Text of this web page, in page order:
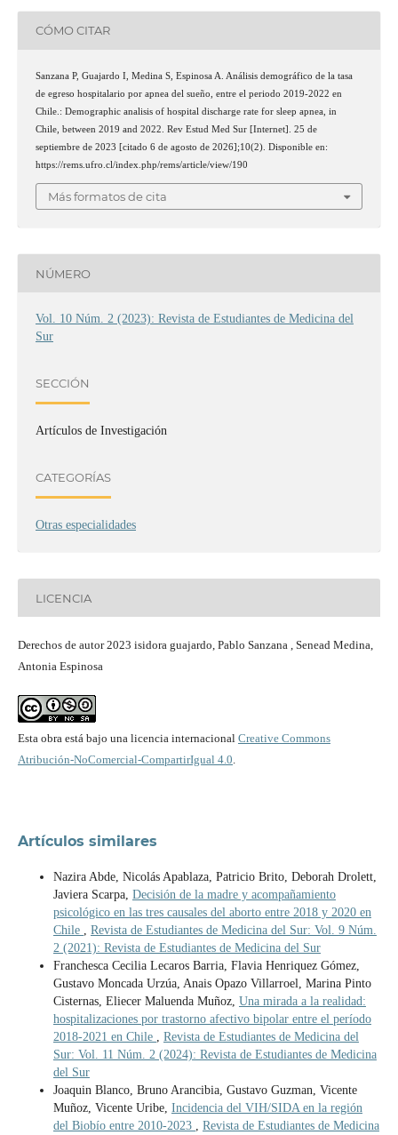
CÓMO CITAR
Sanzana P, Guajardo I, Medina S, Espinosa A. Análisis demográfico de la tasa
de egreso hospitalario por apnea del sueño, entre el periodo 2019-2022 en
Chile.: Demographic analisis of hospital discharge rate for sleep apnea, in
Chile, between 2019 and 2022. Rev Estud Med Sur [Internet]. 25 de
septiembre de 2023 [citado 6 de agosto de 2026];10(2). Disponible en:
https://rems.ufro.cl/index.php/rems/article/view/190
Más formatos de cita
NÚMERO
Vol. 10 Núm. 2 (2023): Revista de Estudiantes de Medicina del
Sur
SECCIÓN
Artículos de Investigación
CATEGORÍAS
Otras especialidades
LICENCIA
Derechos de autor 2023 isidora guajardo, Pablo Sanzana , Senead Medina,
Antonia Espinosa
Esta obra está bajo una licencia internacional Creative Commons
Atribución-NoComercial-CompartirIgual 4.0.
Artículos similares
Nazira Abde, Nicolás Apablaza, Patricio Brito, Deborah Drolett,
Javiera Scarpa, Decisión de la madre y acompañamiento
psicológico en las tres causales del aborto entre 2018 y 2020 en
Chile , Revista de Estudiantes de Medicina del Sur: Vol. 9 Núm.
2 (2021): Revista de Estudiantes de Medicina del Sur
Franchesca Cecilia Lecaros Barria, Flavia Henriquez Gómez,
Gustavo Moncada Urzúa, Anais Opazo Villarroel, Marina Pinto
Cisternas, Eliecer Maluenda Muñoz, Una mirada a la realidad:
hospitalizaciones por trastorno afectivo bipolar entre el período
2018-2021 en Chile , Revista de Estudiantes de Medicina del
Sur: Vol. 11 Núm. 2 (2024): Revista de Estudiantes de Medicina
del Sur
Joaquin Blanco, Bruno Arancibia, Gustavo Guzman, Vicente
Muñoz, Vicente Uribe, Incidencia del VIH/SIDA en la región
del Biobío entre 2010-2023 , Revista de Estudiantes de Medicina